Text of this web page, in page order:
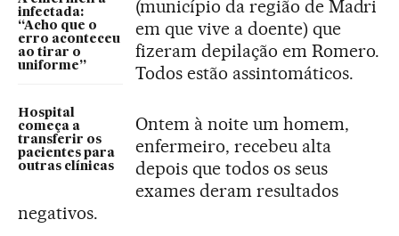
infectada:
“Acho que o
erro aconteceu
ao tirar o
uniforme”
Hospital
começa a
transferir os
pacientes para
outras clínicas
(município da região de Madri
em que vive a doente) que
fizeram depilação em Romero.
Todos estão assintomáticos.
Ontem à noite um homem,
enfermeiro, recebeu alta
depois que todos os seus
exames deram resultados
negativos.